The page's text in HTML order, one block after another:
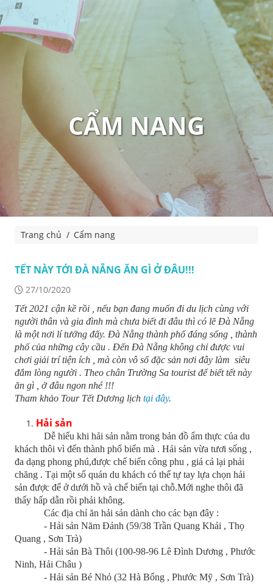
CẨM NANG
Trang chủ Cẩm nang
TẾT NÀY TỚI ĐÀ NẴNG ĂN GÌ Ở ĐÂU!!!
27/10/2020
Tết 2021 cận kề rồi , nếu bạn đang muốn đi du lịch cùng với
người thân và gia đình mà chưa biết đi đâu thì có lẽ Đà Nẵng
là một nơi lí tưởng đấy. Đà Nẵng thành phố đáng sống , thành
phố của những cây cầu . Đến Đà Nẵng không chỉ được vui
chơi giải trí tiện ích , mà còn vô số đặc sản nơi đây làm siêu
đắm lòng người . Theo chân Trường Sa tourist để biết tết này
ăn gì , ở đâu ngon nhé !!!
Tham khảo Tour Tết Dương lịch tại đây.
Hải sản
Dễ hiểu khi hải sản nằm trong bản đồ ẩm thực của du
khách thôi vì đến thành phố biển mà . Hải sản vừa tươi sống ,
đa dạng phong phú,được chế biến công phu , giá cả lại phải
chăng . Tại một số quán du khách có thể tự tay lựa chọn hải
sản được để ở dưới hồ và chế biến tại chỗ.Mới nghe thôi đã
thấy hấp dẫn rồi phải không.
Các địa chỉ ăn hải sản dành cho các bạn đây :
- Hải sản Năm Đảnh (59/38 Trần Quang Khải , Thọ
Quang , Sơn Trà)
- Hải sản Bà Thôi (100-98-96 Lê Đình Dương , Phước
Ninh, Hải Châu )
- Hải sản Bé Nhỏ (32 Hà Bổng , Phước Mỹ , Sơn Trà)